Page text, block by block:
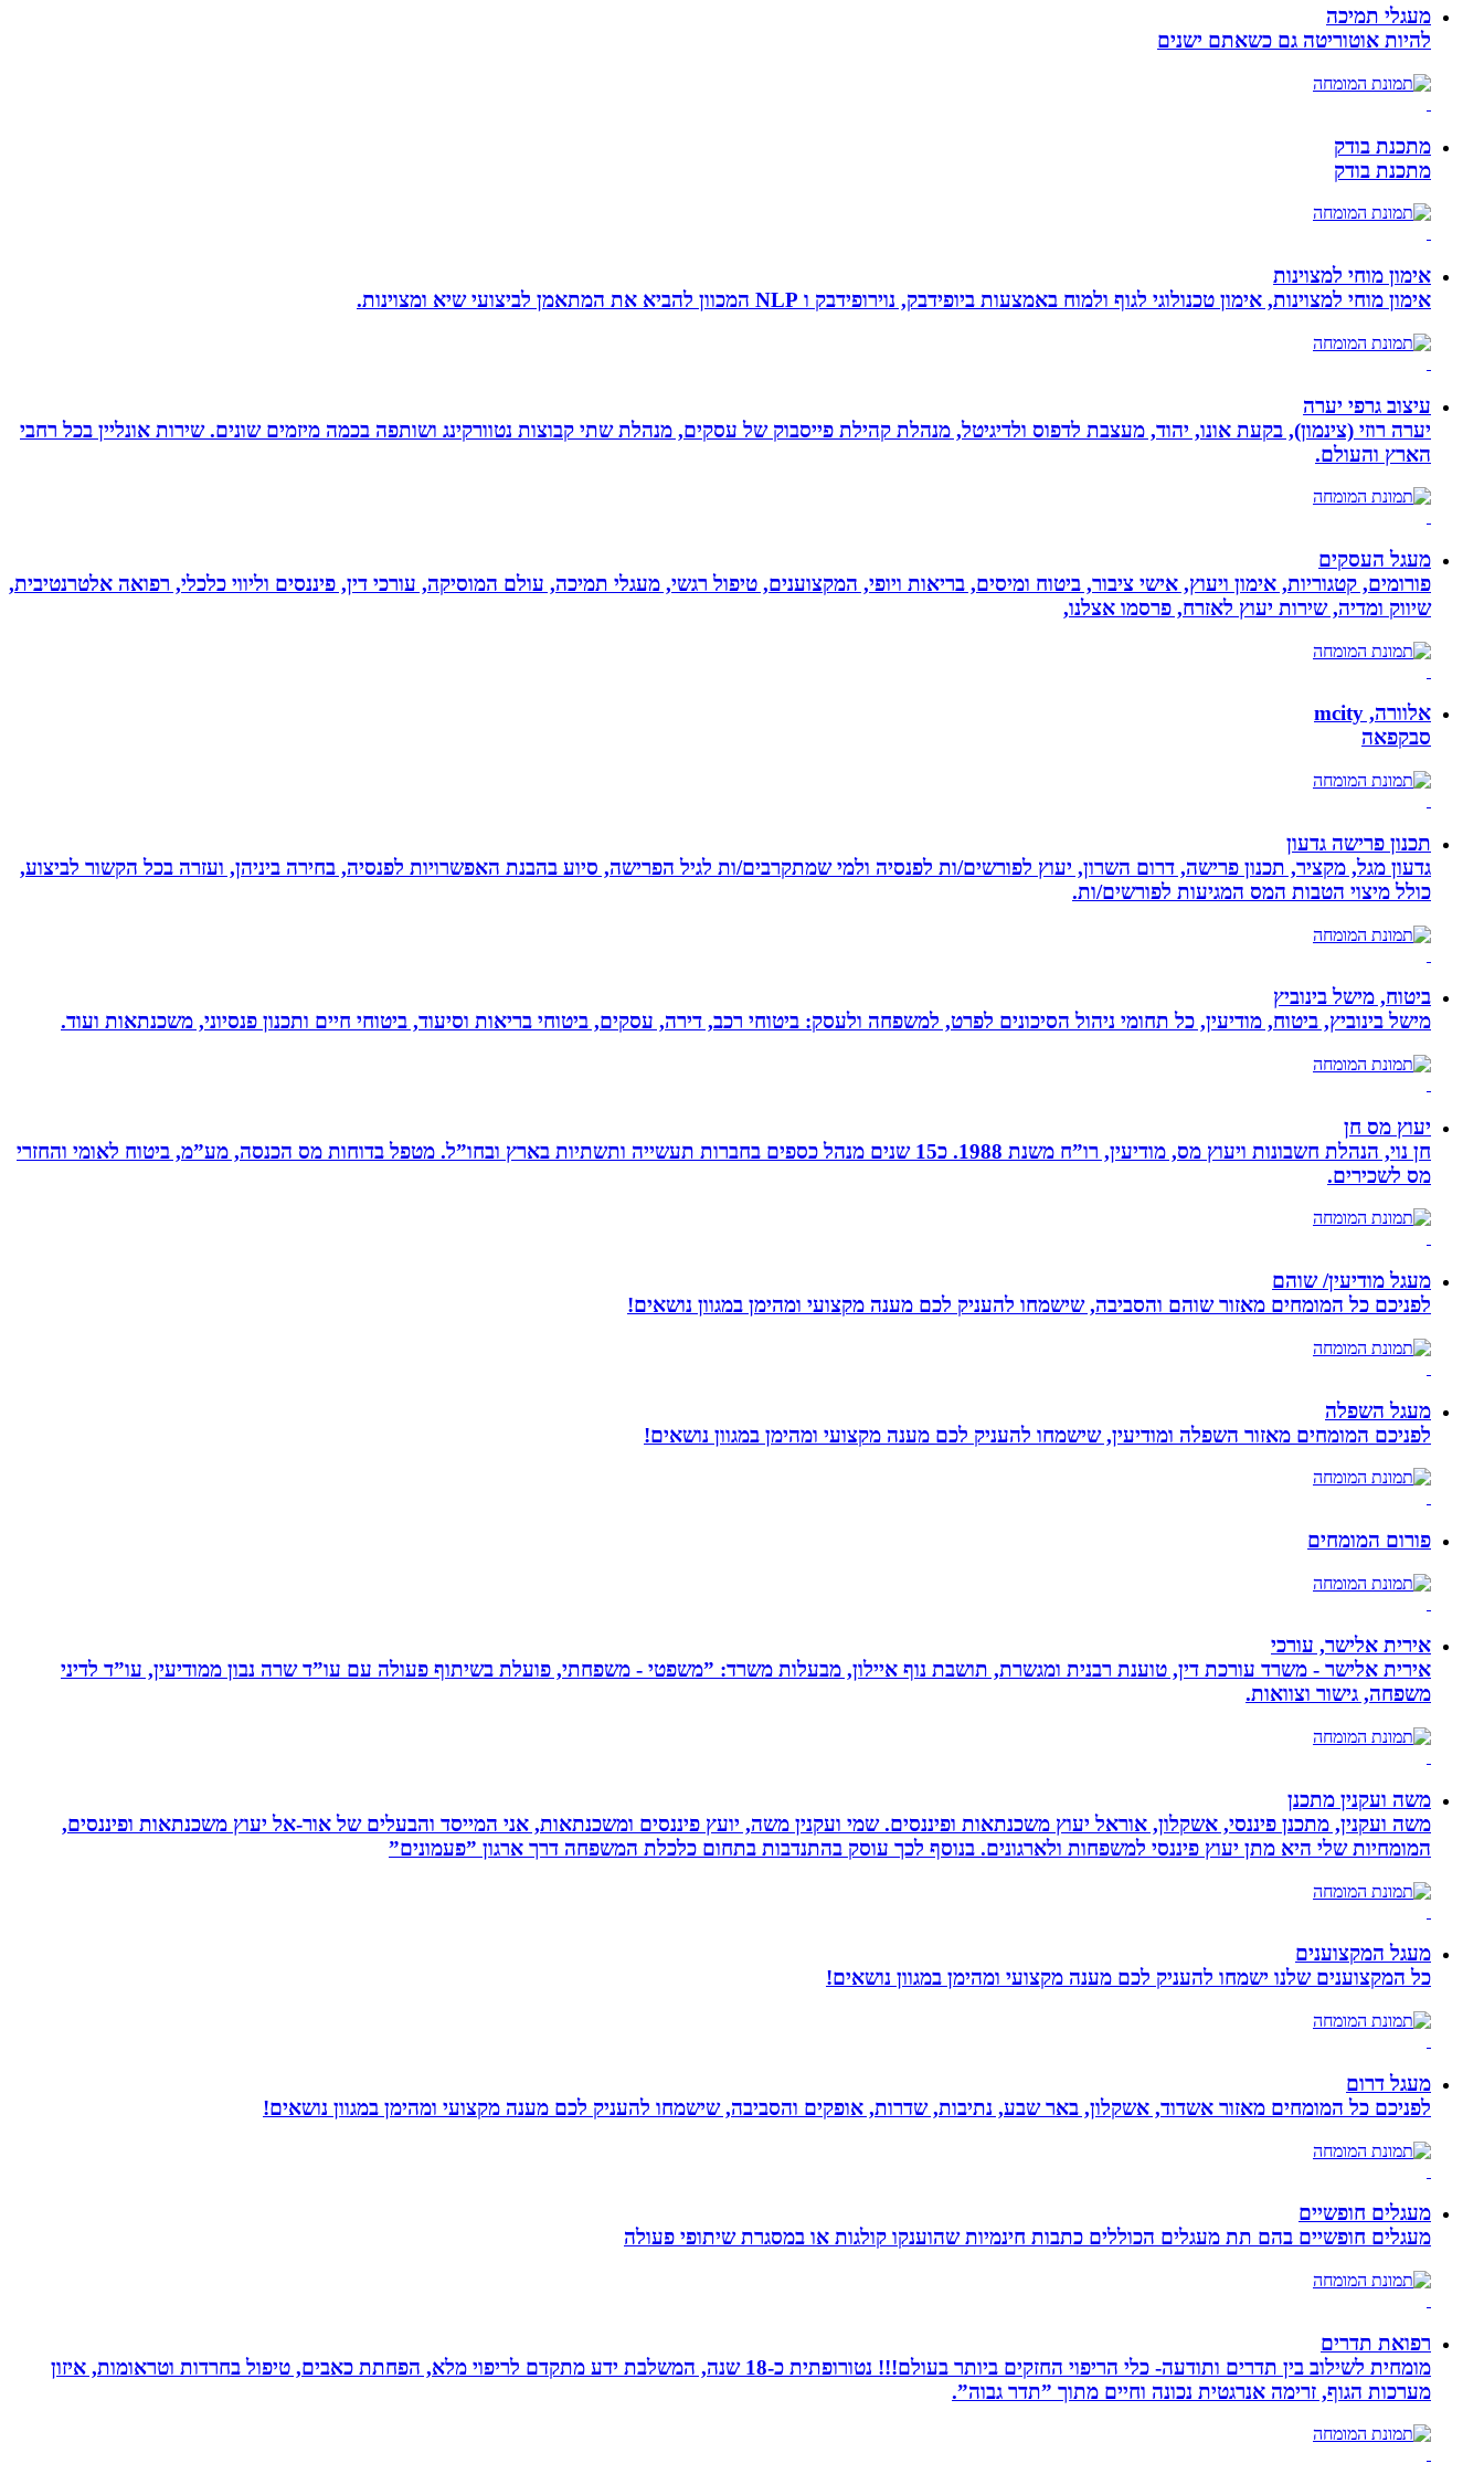
מעגלי תמיכה
להיות אוטוריטה גם כשאתם ישנים
מתכנת בודק
מתכנת בודק
אימון מוחי למצוינות
אימון מוחי למצוינות, אימון טכנולוגי לגוף ולמוח באמצעות ביופידבק, נוירופידבק ו NLP המכוון להביא את המתאמן לביצועי שיא ומצוינות.
עיצוב גרפי יערה
יערה רוזי (צינמון), בקעת אונו, יהוד, מעצבת לדפוס ולדיגיטל, מנהלת קהילת פייסבוק של עסקים, מנהלת שתי קבוצות נטוורקינג ושותפה בכמה מיזמים שונים. שירות אונליין בכל רחבי
הארץ והעולם.
מעגל העסקים
פורומים, קטגוריות, אימון ויעוץ, אישי ציבור, ביטוח ומיסים, בריאות ויופי, המקצוענים, טיפול רגשי, מעגלי תמיכה, עולם המוסיקה, עורכי דין, פיננסים וליווי כלכלי, רפואה אלטרנטיבית,
שיווק ומדיה, שירות יעוץ לאזרח, פרסמו אצלנו,
אלוורה, mcity
סבקפאה
תכנון פרישה גדעון
גדעון מגל, מקציר, תכנון פרישה, דרום השרון, יעוץ לפורשים/ות לפנסיה ולמי שמתקרבים/ות לגיל הפרישה, סיוע בהבנת האפשרויות לפנסיה, בחירה ביניהן, ועזרה בכל הקשור לביצוע,
כולל מיצוי הטבות המס המגיעות לפורשים/ות.
ביטוח, מישל בינוביץ
מישל בינוביץ, ביטוח, מודיעין, כל תחומי ניהול הסיכונים לפרט, למשפחה ולעסק: ביטוחי רכב, דירה, עסקים, ביטוחי בריאות וסיעוד, ביטוחי חיים ותכנון פנסיוני, משכנתאות ועוד.
יעוץ מס חן
חן נוי, הנהלת חשבונות ויעוץ מס, מודיעין, רו”ח משנת 1988. כ15 שנים מנהל כספים בחברות תעשייה ותשתיות בארץ ובחו”ל. מטפל בדוחות מס הכנסה, מע”מ, ביטוח לאומי והחזרי
מס לשכירים.
מעגל מודיעין/ שוהם
לפניכם כל המומחים מאזור שוהם והסביבה, שישמחו להעניק לכם מענה מקצועי ומהימן במגוון נושאים!
מעגל השפלה
לפניכם המומחים מאזור השפלה ומודיעין, שישמחו להעניק לכם מענה מקצועי ומהימן במגוון נושאים!
פורום המומחים
אירית אלישר, עורכי
אירית אלישר - משרד עורכת דין, טוענת רבנית ומגשרת, תושבת נוף איילון, מבעלות משרד: ”משפטי - משפחתי, פועלת בשיתוף פעולה עם עו”ד שרה נבון ממודיעין, עו”ד לדיני
משפחה, גישור וצוואות.
משה ועקנין מתכנן
משה ועקנין, מתכנן פיננסי, אשקלון, אוראל יעוץ משכנתאות ופיננסים. שמי ועקנין משה, יועץ פיננסים ומשכנתאות, אני המייסד והבעלים של אור-אל יעוץ משכנתאות ופיננסים,
המומחיות שלי היא מתן יעוץ פיננסי למשפחות ולארגונים. בנוסף לכך עוסק בהתנדבות בתחום כלכלת המשפחה דרך ארגון ”פעמונים”
מעגל המקצוענים
כל המקצוענים שלנו ישמחו להעניק לכם מענה מקצועי ומהימן במגוון נושאים!
מעגל דרום
לפניכם כל המומחים מאזור אשדוד, אשקלון, באר שבע, נתיבות, שדרות, אופקים והסביבה, שישמחו להעניק לכם מענה מקצועי ומהימן במגוון נושאים!
מעגלים חופשיים
מעגלים חופשיים בהם תת מעגלים הכוללים כתבות חינמיות שהוענקו קולגות או במסגרת שיתופי פעולה
רפואת תדרים
מומחית לשילוב בין תדרים ותודעה- כלי הריפוי החזקים ביותר בעולם!!! נטורופתית כ-18 שנה, המשלבת ידע מתקדם לריפוי מלא, הפחתת כאבים, טיפול בחרדות וטראומות, איזון
מערכות הגוף, זרימה אנרגטית נכונה וחיים מתוך ”תדר גבוה”.